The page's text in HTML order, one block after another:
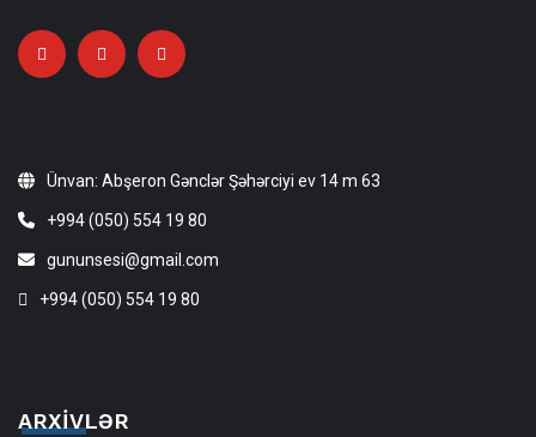
Ünvan: Abşeron Gənclər Şəhərciyi ev 14 m 63
+994 (050) 554 19 80
gununsesi@gmail.com
+994 (050) 554 19 80
ARXIVLƏR